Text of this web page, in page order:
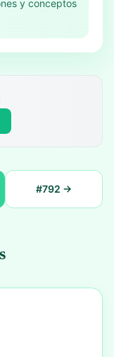
y conceptos
#792 →